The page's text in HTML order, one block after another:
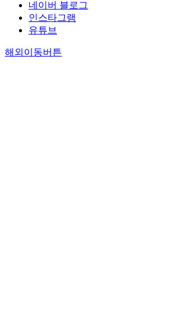
네이버 블로그
인스타그램
유튜브
해외이동버튼